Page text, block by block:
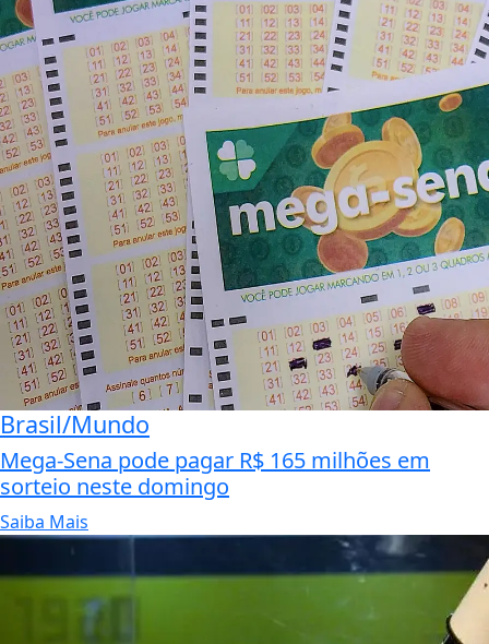
Brasil/Mundo
Mega-Sena pode pagar R$ 165 milhões em
sorteio neste domingo
Saiba Mais